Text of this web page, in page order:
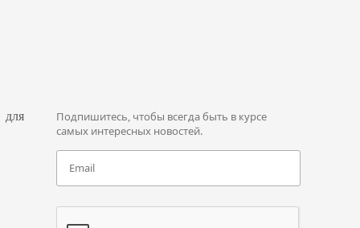
Подпишитесь, чтобы всегда быть в курсе
самых интересных новостей.